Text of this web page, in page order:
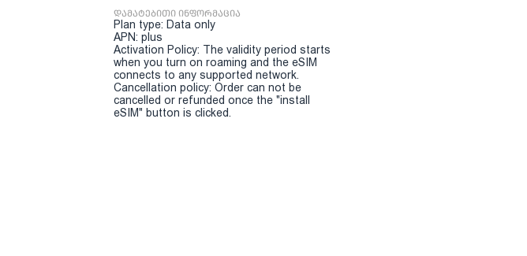
დამატებითი ინფორმაცია
Plan type: Data only
APN: plus
Activation Policy: The validity period starts
when you turn on roaming and the eSIM
connects to any supported network.
Cancellation policy: Order can not be
cancelled or refunded once the "install
eSIM" button is clicked.